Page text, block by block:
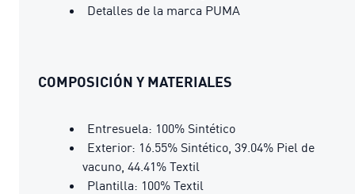
Detalles de la marca PUMA
COMPOSICIÓN Y MATERIALES
Entresuela: 100% Sintético
Exterior: 16.55% Sintético, 39.04% Piel de
vacuno, 44.41% Textil
Plantilla: 100% Textil